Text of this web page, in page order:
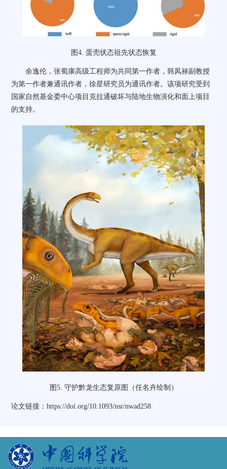
图4. 蛋壳状态祖先状态恢复
余逸伦，张蜀康高级工程师为共同第一作者，韩凤禄副教授
为第一作者兼通讯作者，徐星研究员为通讯作者。该项研究受到
国家自然基金委中心项目克拉通破坏与陆地生物演化和面上项目
的支持。
图 5. 守护黔龙生态复原图（任名卉绘制）
论文链接：https://doi.org/10.1093/nsr/nwad258